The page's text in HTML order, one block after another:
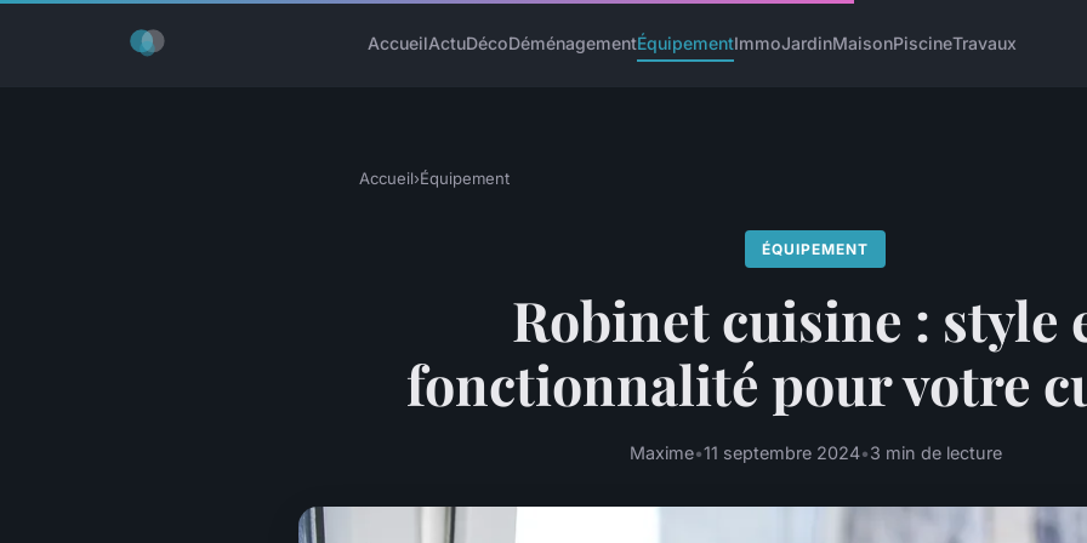
AccueilActuDécoDéménagementÉquipementImmoJardinMaisonPiscineTravaux
Accueil›Équipement
ÉQUIPEMENT
Robinet cuisine : style
fonctionnalité pour votre
Maxime•11 septembre 2024•3 min de lecture